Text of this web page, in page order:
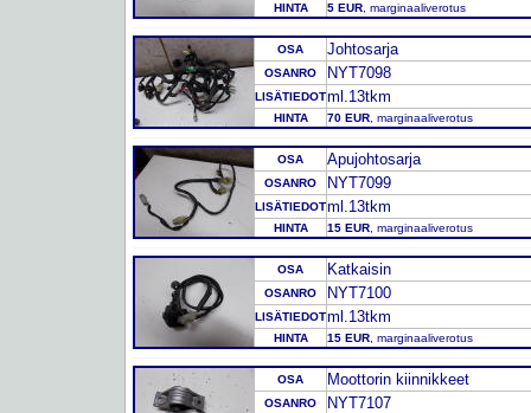
HINTA 5 EUR , marginaaliverotus
OSA Johtosarja
OSANRO NYT7098
LISÄTIEDOTml.13tkm
HINTA 70 EUR , marginaaliverotus
OSA Apujohtosarja
OSANRO NYT7099
LISÄTIEDOTml.13tkm
HINTA 15 EUR , marginaaliverotus
OSA Katkaisin
OSANRO NYT7100
LISÄTIEDOTml.13tkm
HINTA 15 EUR , marginaaliverotus
OSA Moottorin kiinnikkeet
OSANRO NYT7107